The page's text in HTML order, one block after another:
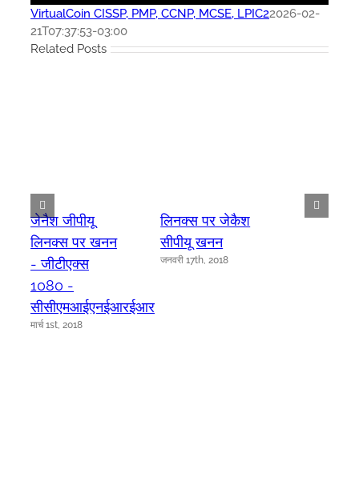
VirtualCoin CISSP, PMP, CCNP, MCSE, LPIC22026-02-
21T07:37:53-03:00
Related Posts
जेनैश जीपीयू
लिनक्स पर खनन
- जीटीएक्स
1080 -
सीसीएमआईएनईआरईआर
मार्च 1st, 2018
लिनक्स पर जेकैश
सीपीयू खनन
जनवरी 17th, 2018